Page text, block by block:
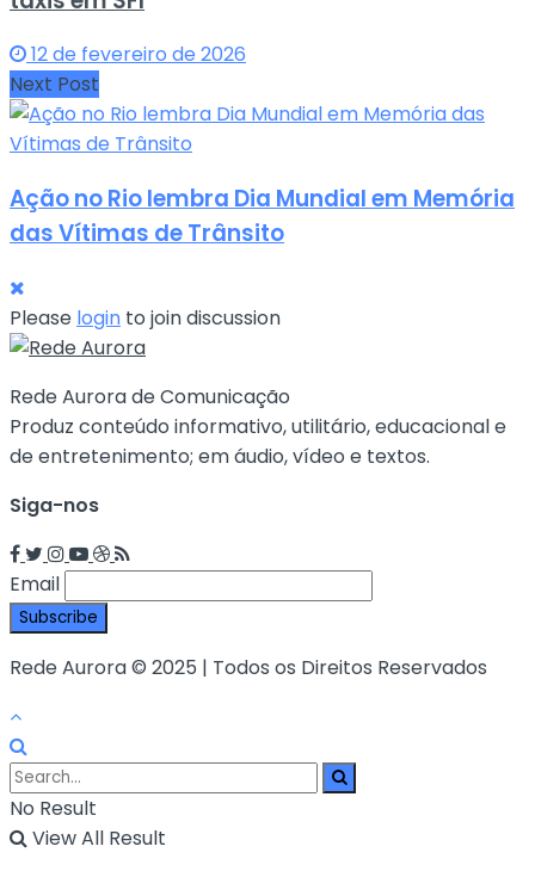
12 de fevereiro de 2026
Next Post
Ação no Rio lembra Dia Mundial em Memória
das Vítimas de Trânsito
Please login to join discussion
Rede Aurora de Comunicação
Produz conteúdo informativo, utilitário, educacional e
de entretenimento; em áudio, vídeo e textos.
Siga-nos
Email
Rede Aurora © 2025 | Todos os Direitos Reservados
No Result
View All Result